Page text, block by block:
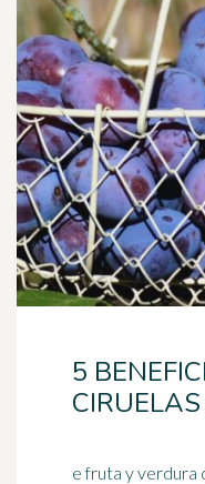
5
e fruta y verdura